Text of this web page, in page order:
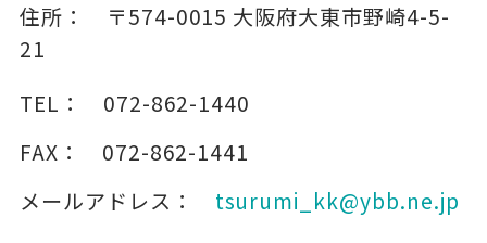
住所：
〒574-0015 大阪府大東市野崎4-5-
21
TEL：
072-862-1440
FAX：
072-862-1441
メールアドレス：
tsurumi_kk@ybb.ne.jp